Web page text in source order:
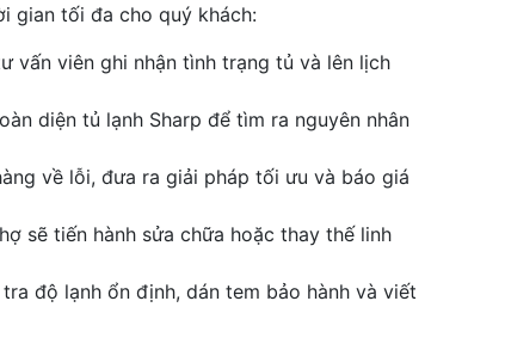
gian tối đa cho quý khách:
vấn viên ghi nhận tình trạng tủ và lên lịch
diện tủ lạnh Sharp để tìm ra nguyên nhân
về lỗi, đưa ra giải pháp tối ưu và báo giá
sẽ tiến hành sửa chữa hoặc thay thế linh
độ lạnh ổn định, dán tem bảo hành và viết